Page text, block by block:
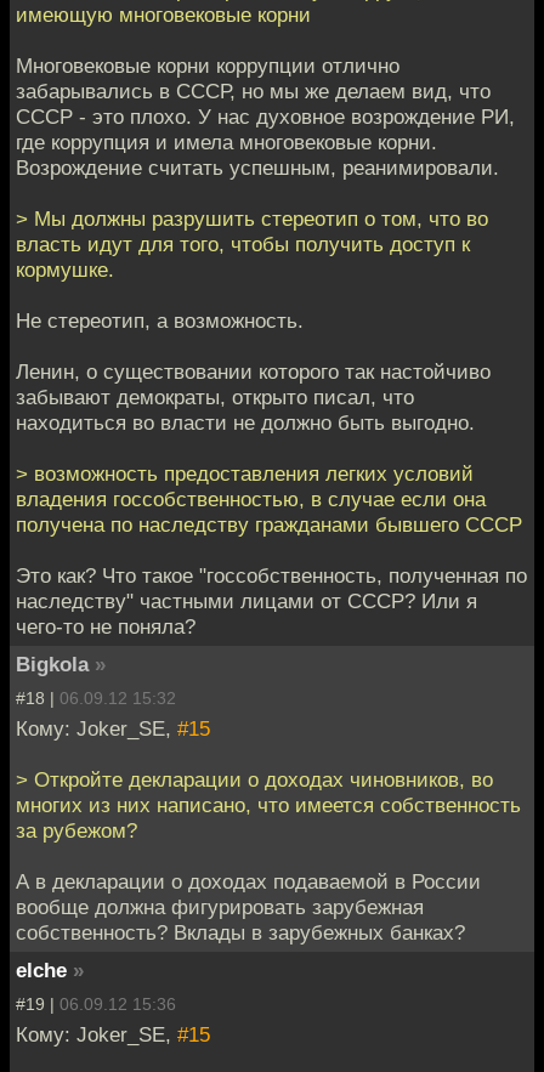
имеющую многовековые корни
Многовековые корни коррупции отлично
забарывались в СССР, но мы же делаем вид, что
СССР - это плохо. У нас духовное возрождение РИ,
где коррупция и имела многовековые корни.
Возрождение считать успешным, реанимировали.
> Мы должны разрушить стереотип о том, что во
власть идут для того, чтобы получить доступ к
кормушке.
Не стереотип, а возможность.
Ленин, о существовании которого так настойчиво
забывают демократы, открыто писал, что
находиться во власти не должно быть выгодно.
> возможность предоставления легких условий
владения госсобственностью, в случае если она
получена по наследству гражданами бывшего СССР
Это как? Что такое "госсобственность, полученная по
наследству" частными лицами от СССР? Или я
чего-то не поняла?
Bigkola »
#18 | 06.09.12 15:32
Кому: Joker_SE, #15
> Откройте декларации о доходах чиновников, во
многих из них написано, что имеется собственность
за рубежом?
А в декларации о доходах подаваемой в России
вообще должна фигурировать зарубежная
собственность? Вклады в зарубежных банках?
elche »
#19 | 06.09.12 15:36
Кому: Joker_SE, #15